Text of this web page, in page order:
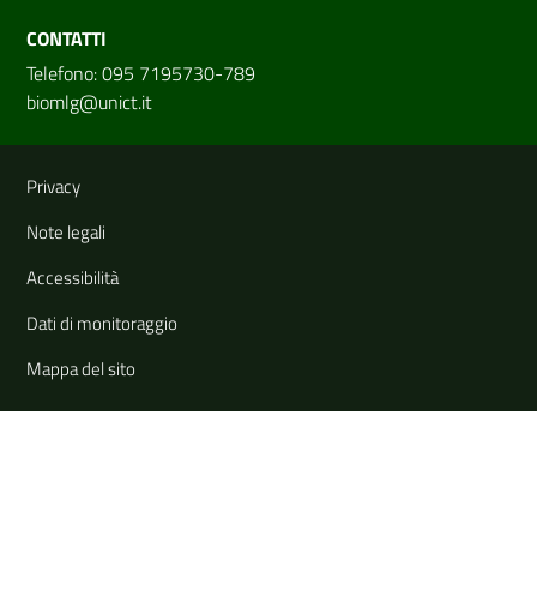
CONTATTI
Telefono: 095 7195730-789
biomlg@unict.it
Link e informazioni utili
Privacy
Note legali
Accessibilità
Dati di monitoraggio
Mappa del sito